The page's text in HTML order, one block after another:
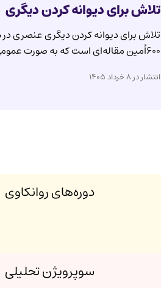
تلاش برای دیوانه کردن دیگری
تلاش برای دیوانه کردن دیگری عنصری
۶۰۰اُمین مقاله‌ای است که به صورت عمومی…
انتشار در ۸ خرداد ۱۴۰۵
دوره‌های روانکاوی
سوپرویژن تحلیلی